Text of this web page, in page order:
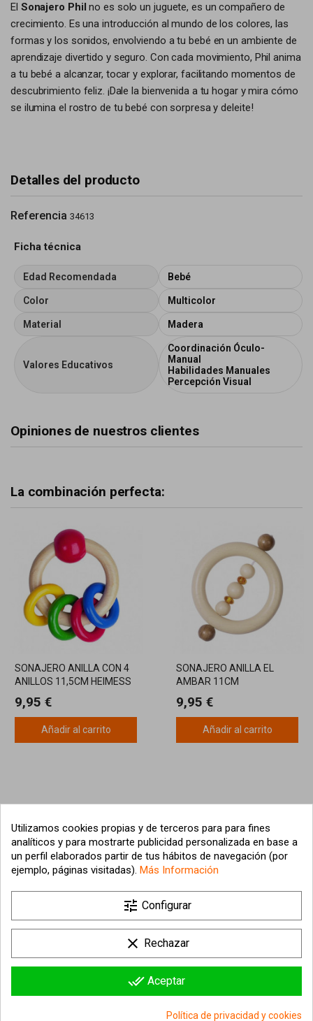
El Sonajero Phil no es solo un juguete, es un compañero de
crecimiento. Es una introducción al mundo de los colores, las
formas y los sonidos, envolviendo a tu bebé en un ambiente de
aprendizaje divertido y seguro. Con cada movimiento, Phil anima
a tu bebé a alcanzar, tocar y explorar, facilitando momentos de
descubrimiento feliz. ¡Dale la bienvenida a tu hogar y mira cómo
se ilumina el rostro de tu bebé con sorpresa y deleite!
Detalles del producto
Referencia 34613
Ficha técnica
Edad Recomendada Bebé
Color Multicolor
Material Madera
Valores Educativos
Coordinación Óculo-
Manual
Habilidades Manuales
Percepción Visual
Opiniones de nuestros clientes
La combinación perfecta:
SONAJERO ANILLA CON 4
ANILLOS 11,5CM HEIMESS
9,95 €
Añadir al carrito
SONAJERO ANILLA EL
AMBAR 11CM
9,95 €
Añadir al carrito
Información sobre la tienda 
Utilizamos cookies propias y de terceros para para fines
analíticos y para mostrarte publicidad personalizada en base a
un perfil elaborados partir de tus hábitos de navegación (por
ejemplo, páginas visitadas). Más Información
tune Configurar
clear Rechazar
done_all Aceptar
Política de privacidad y cookies